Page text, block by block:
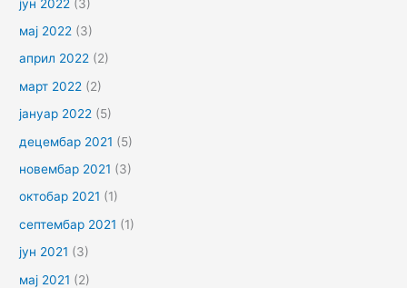
јун 2022 (3)
мај 2022 (3)
април 2022 (2)
март 2022 (2)
јануар 2022 (5)
децембар 2021 (5)
новембар 2021 (3)
октобар 2021 (1)
септембар 2021 (1)
јун 2021 (3)
мај 2021 (2)